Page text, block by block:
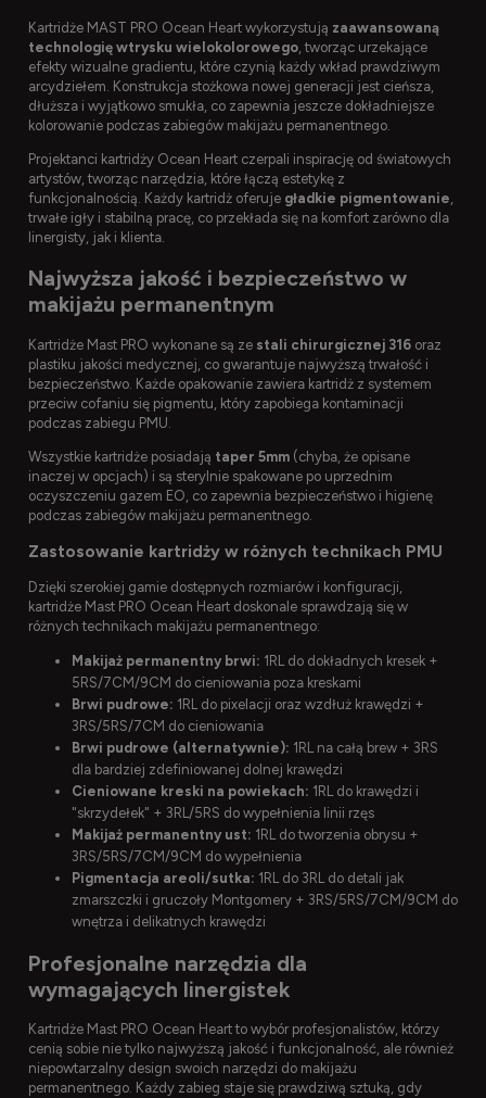
Kartridże MAST PRO Ocean Heart wykorzystują zaawansowaną
technologię wtrysku wielokolorowego, tworząc urzekające
efekty wizualne gradientu, które czynią każdy wkład prawdziwym
arcydziełem. Konstrukcja stożkowa nowej generacji jest cieńsza,
dłuższa i wyjątkowo smukła, co zapewnia jeszcze dokładniejsze
kolorowanie podczas zabiegów makijażu permanentnego.
Projektanci kartridży Ocean Heart czerpali inspirację od światowych
artystów, tworząc narzędzia, które łączą estetykę z
funkcjonalnością. Każdy kartridż oferuje gładkie pigmentowanie,
trwałe igły i stabilną pracę, co przekłada się na komfort zarówno dla
linergisty, jak i klienta.
Najwyższa jakość i bezpieczeństwo w
makijażu permanentnym
Kartridże Mast PRO wykonane są ze stali chirurgicznej 316 oraz
plastiku jakości medycznej, co gwarantuje najwyższą trwałość i
bezpieczeństwo. Każde opakowanie zawiera kartridż z systemem
przeciw cofaniu się pigmentu, który zapobiega kontaminacji
podczas zabiegu PMU.
Wszystkie kartridże posiadają taper 5mm (chyba, że opisane
inaczej w opcjach) i są sterylnie spakowane po uprzednim
oczyszczeniu gazem EO, co zapewnia bezpieczeństwo i higienę
podczas zabiegów makijażu permanentnego.
Zastosowanie kartridży w różnych technikach PMU
Dzięki szerokiej gamie dostępnych rozmiarów i konfiguracji,
kartridże Mast PRO Ocean Heart doskonale sprawdzają się w
różnych technikach makijażu permanentnego:
Makijaż permanentny brwi: 1RL do dokładnych kresek +
5RS/7CM/9CM do cieniowania poza kreskami
Brwi pudrowe: 1RL do pixelacji oraz wzdłuż krawędzi +
3RS/5RS/7CM do cieniowania
Brwi pudrowe (alternatywnie): 1RL na całą brew + 3RS
dla bardziej zdefiniowanej dolnej krawędzi
Cieniowane kreski na powiekach: 1RL do krawędzi i
"skrzydełek" + 3RL/5RS do wypełnienia linii rzęs
Makijaż permanentny ust: 1RL do tworzenia obrysu +
3RS/5RS/7CM/9CM do wypełnienia
Pigmentacja areoli/sutka: 1RL do 3RL do detali jak
zmarszczki i gruczoły Montgomery + 3RS/5RS/7CM/9CM do
wnętrza i delikatnych krawędzi
Profesjonalne narzędzia dla
wymagających linergistek
Kartridże Mast PRO Ocean Heart to wybór profesjonalistów, którzy
cenią sobie nie tylko najwyższą jakość i funkcjonalność, ale również
niepowtarzalny design swoich narzędzi do makijażu
permanentnego. Każdy zabieg staje się prawdziwą sztuką, gdy